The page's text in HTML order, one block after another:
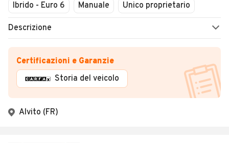
Ibrido - Euro 6
Manuale Unico proprietario
Descrizione
Certificazioni e Garanzie
Storia del veicolo
Alvito (FR)